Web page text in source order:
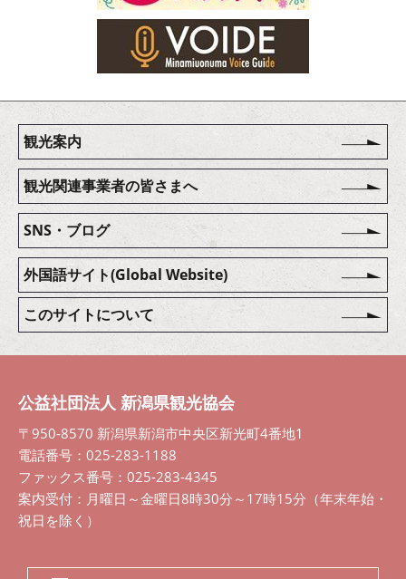
観光案内
観光関連事業者の皆さまへ
SNS・ブログ
外国語サイト(Global Website)
このサイトについて
公益社団法人 新潟県観光協会
〒950-8570 新潟県新潟市中央区新光町4番地1
電話番号：025-283-1188
ファックス番号：025-283-4345
案内受付：月曜日～金曜日8時30分～17時15分（年末年始・
祝日を除く）